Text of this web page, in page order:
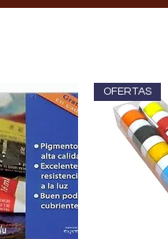
OFERTAS